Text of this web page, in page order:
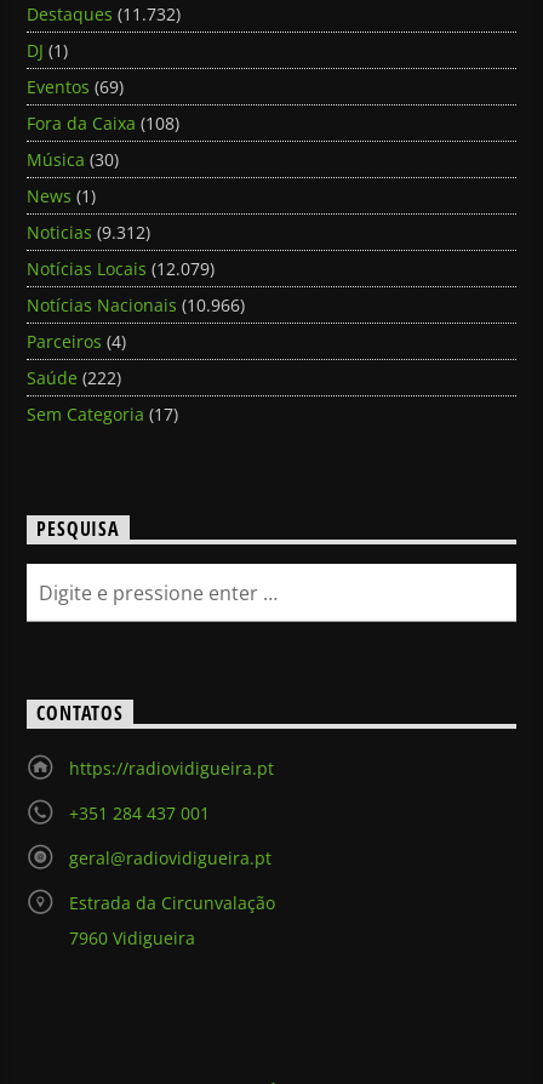
Destaques (11.732)
DJ (1)
Eventos (69)
Fora da Caixa (108)
Música (30)
News (1)
Noticias (9.312)
Notícias Locais (12.079)
Notícias Nacionais (10.966)
Parceiros (4)
Saúde (222)
Sem Categoria (17)
PESQUISA
CONTATOS
https://radiovidigueira.pt
+351 284 437 001
geral@radiovidigueira.pt
Estrada da Circunvalação
7960 Vidigueira